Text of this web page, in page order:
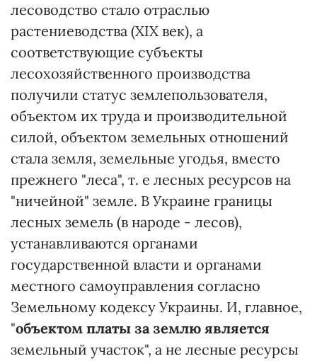
лесоводство стало отраслью
растениеводства (XIX век), а
соответствующие субъекты
лесохозяйственного производства
получили статус землепользователя,
объектом их труда и производительной
силой, объектом земельных отношений
стала земля, земельные угодья, вместо
прежнего "леса", т. е лесных ресурсов на
"ничейной" земле. В Украине границы
лесных земель (в народе - лесов),
устанавливаются органами
государственной власти и органами
местного самоуправления согласно
Земельному кодексу Украины. И, главное,
"объектом платы за землю является
земельный участок", а не лесные ресурсы